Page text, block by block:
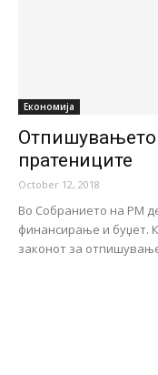
Економија
Отпишувањето
пратениците
October 12, 2018
Во Собранието на РМ
финансирање и буџет.
законот за